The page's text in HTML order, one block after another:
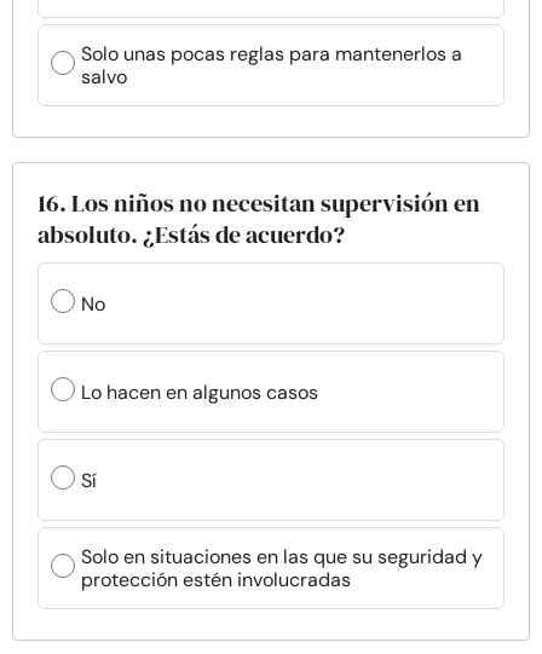
Solo unas pocas reglas para mantenerlos a
salvo
16. Los niños no necesitan supervisión en
absoluto. ¿Estás de acuerdo?
No
Lo hacen en algunos casos
Sí
Solo en situaciones en las que su seguridad y
protección estén involucradas